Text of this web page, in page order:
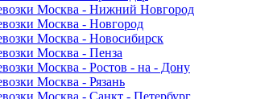
Москва - Нижний Новгород
Москва - Новгород
Москва - Новосибирск
Москва - Пенза
Москва - Ростов - на - Дону
Москва - Рязань
Москва - Санкт - Петербург